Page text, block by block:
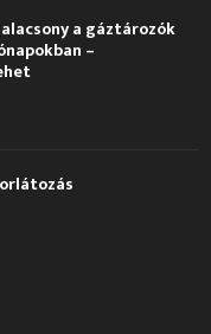
a gáztározók
–